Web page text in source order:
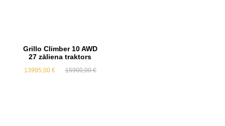
Grillo Climber 10 AWD
27 zāliena traktors
15900,00€Original
13995,00 €
Current